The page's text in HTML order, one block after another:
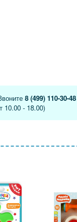
8 (499) 110-30-48
10.00 - 18.00)